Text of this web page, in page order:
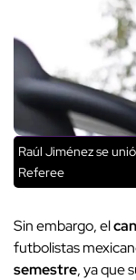
Raúl Jiménez se
Referee
Sin embargo, el
futbolistas
semestre, ya que